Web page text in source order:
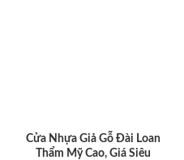
Cửa Nhựa Giả Gỗ Đài Loan
Thẩm Mỹ Cao, Giá Siêu